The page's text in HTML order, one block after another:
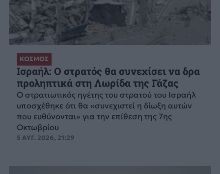
ΚΟΣΜΟΣ
Ισραήλ: Ο στρατός θα συνεχίσει να δρα
προληπτικά στη Λωρίδα της Γάζας
Ο στρατιωτικός ηγέτης του στρατού του Ισραήλ
υποσχέθηκε ότι θα «συνεχιστεί η δίωξη αυτών
που ευθύνονται» για την επίθεση της 7ης
Οκτωβρίου
5 ΑΥΓ. 2026, 21:29